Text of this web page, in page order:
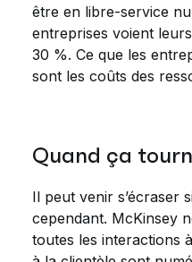
être en libre-service
entreprises voient leurs
30 %. Ce que les
sont les coûts des
Quand ça
Il peut venir s’écraser
cependant. McKinsey
toutes les interactions